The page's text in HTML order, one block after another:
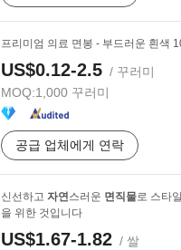
프리미엄 의료 면봉 - 부드러운 흰색
US$0.12-2.5 / 꾸러미
MOQ:1,000 꾸러미
공급 업체에게 연락
신선하고 자연스러운 면직물로 스타
을 위한 것입니다
US$1.67-1.82 / 쌀